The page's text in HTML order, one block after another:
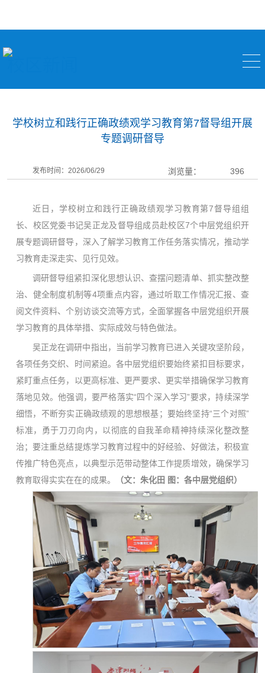
学校树立和践行正确政绩观学习教育第7督导组开展
专题调研督导
发布时间：2026/06/29 浏览量： 396
近日，学校树立和践行正确政绩观学习教育第7督导组组
长、校区党委书记吴正龙及督导组成员赴校区7个中层党组织开
展专题调研督导，深入了解学习教育工作任务落实情况，推动学
习教育走深走实、见行见效。
调研督导组紧扣深化思想认识、查摆问题清单、抓实整改整
治、健全制度机制等4项重点内容，通过听取工作情况汇报、查
阅文件资料、个别访谈交流等方式，全面掌握各中层党组织开展
学习教育的具体举措、实际成效与特色做法。
吴正龙在调研中指出，当前学习教育已进入关键攻坚阶段，
各项任务交织、时间紧迫。各中层党组织要始终紧扣目标要求，
紧盯重点任务，以更高标准、更严要求、更实举措确保学习教育
落地见效。他强调，要严格落实“四个深入学习”要求，持续深学
细悟，不断夯实正确政绩观的思想根基；要始终坚持“三个对照”
标准，勇于刀刃向内，以彻底的自我革命精神持续深化整改整
治；要注重总结提炼学习教育过程中的好经验、好做法，积极宣
传推广特色亮点，以典型示范带动整体工作提质增效，确保学习
教育取得实实在在的成果。
（文：朱化田 图：各中层党组织）